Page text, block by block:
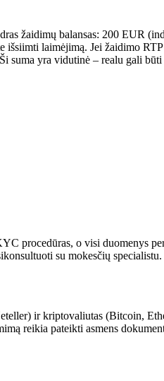
žaidimų balansas: 200 EUR
laimėjimą. Jei žaidimo
yra vidutinė – realu gali būti
procedūras, o visi duomenys
su mokesčių specialistu.
ir kriptovaliutas (Bitcoin,
reikia pateikti asmens